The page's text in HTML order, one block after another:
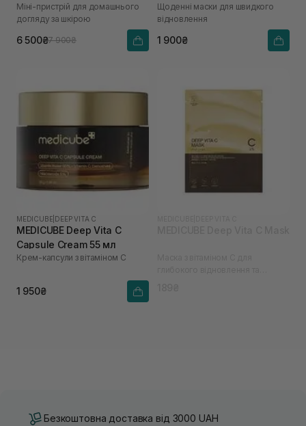
Міні-пристрій для домашнього
догляду за шкірою
6 500₴7 900₴
Щоденні маски для швидкого
відновлення
1 900₴
MEDICUBE DEEP VITA C
MEDICUBE Deep Vita C
Capsule Cream 55 мл
Крем-капсули з вітаміном С
1 950₴
Безкоштовна доставка від 3000 UAH